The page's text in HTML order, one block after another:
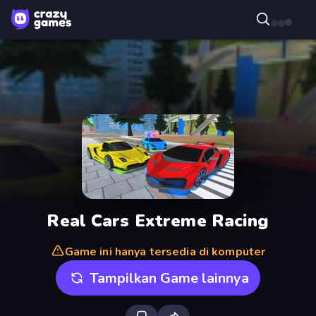
Real Cars Extreme Racing
Game ini hanya tersedia di komputer
Tampilkan Game lainnya